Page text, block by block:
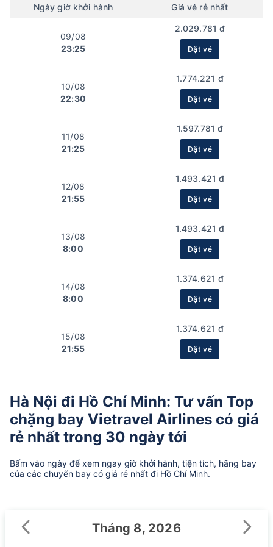
Ngày giờ khởi hành Giá vé rẻ nhất
09/08
23:25
2.029.781 đ
Đặt vé
10/08
22:30
1.774.221 đ
Đặt vé
11/08
21:25
1.597.781 đ
Đặt vé
12/08
21:55
1.493.421 đ
Đặt vé
13/08
8:00
1.493.421 đ
Đặt vé
14/08
8:00
1.374.621 đ
Đặt vé
15/08
21:55
1.374.621 đ
Đặt vé
Hà Nội đi Hồ Chí Minh: Tư vấn Top
chặng bay Vietravel Airlines có giá
rẻ nhất trong 30 ngày tới
Bấm vào ngày để xem ngay giờ khởi hành, tiện tích, hãng bay
của các chuyến bay có giá rẻ nhất đi Hồ Chí Minh.
Tháng 8, 2026